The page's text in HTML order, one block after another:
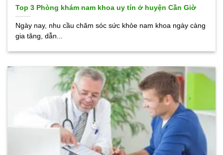
Top 3 Phòng khám nam khoa uy tín ở huyện Cần Giờ
Ngày nay, nhu cầu chăm sóc sức khỏe nam khoa ngày càng
gia tăng, dẫn...